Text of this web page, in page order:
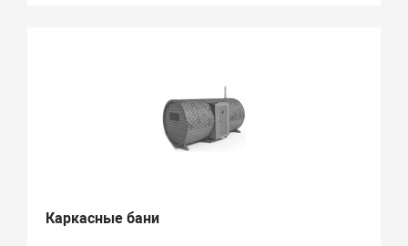
Каркасные бани